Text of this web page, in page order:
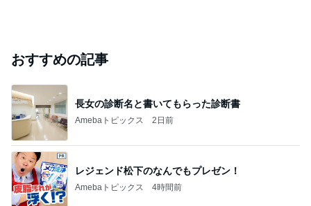
おすすめの記事
長女の診断名と書いてもらった診断書
Amebaトピックス 2日前
レジェンド松下のなんでもプレゼン！
Amebaトピックス 4時間前